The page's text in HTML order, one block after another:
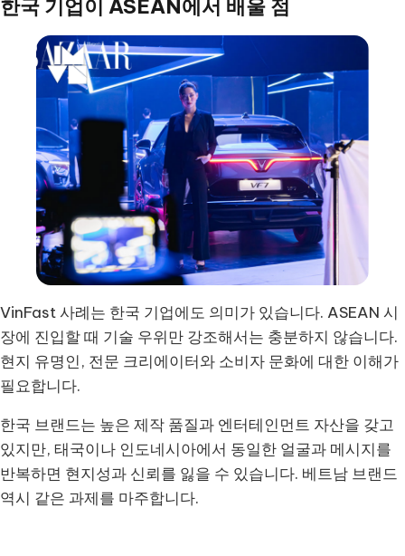
한국 기업이 ASEAN에서 배울 점
VinFast 사례는 한국 기업에도 의미가 있습니다. ASEAN 시
장에 진입할 때 기술 우위만 강조해서는 충분하지 않습니다.
현지 유명인, 전문 크리에이터와 소비자 문화에 대한 이해가
필요합니다.
한국 브랜드는 높은 제작 품질과 엔터테인먼트 자산을 갖고
있지만, 태국이나 인도네시아에서 동일한 얼굴과 메시지를
반복하면 현지성과 신뢰를 잃을 수 있습니다. 베트남 브랜드
역시 같은 과제를 마주합니다.